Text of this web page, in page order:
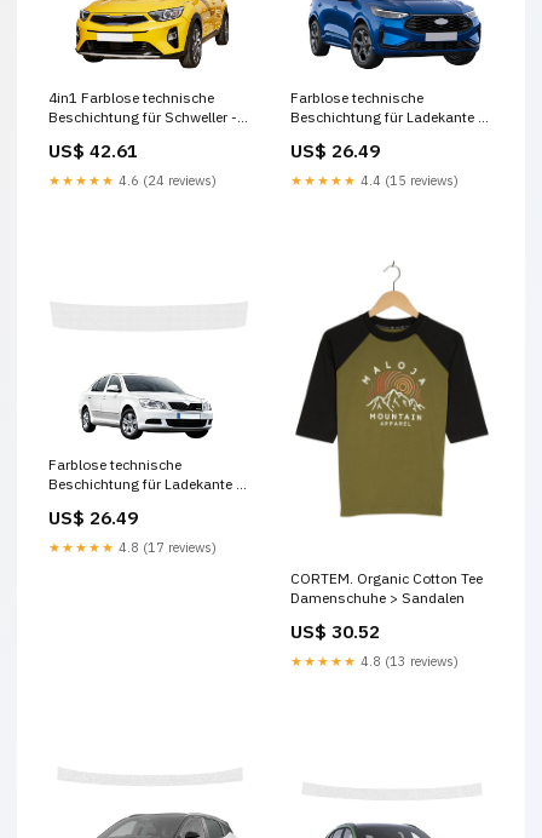
4in1 Farblose technische
Beschichtung für Schweller -
Porsche
US$ 42.61
★★★★★ 4.6 (24 reviews)
Farblose technische
Beschichtung für Ladekante -
(2024-2026) Toyota Auris
US$ 26.49
★★★★★ 4.4 (15 reviews)
Farblose technische
Beschichtung für Ladekante -
Facelifting (2008-2013)
Hyundai i20
US$ 26.49
★★★★★ 4.8 (17 reviews)
CORTEM. Organic Cotton Tee
Damenschuhe > Sandalen
US$ 30.52
★★★★★ 4.8 (13 reviews)